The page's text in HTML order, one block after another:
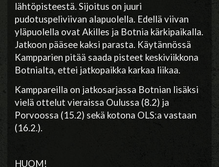
lähtöpisteestä. Sijoitus on juuri
pudotuspeliviivan alapuolella. Edellä viivan
yläpuolella ovat Akilles ja Botnia kärkipaikalla.
Jatkoon pääsee kaksi parasta. Käytännössä
Kampparien pitää saada pisteet keskiviikkona
Botnialta, ettei jatkopaikka karkaa liikaa.
Kamppareilla on jatkosarjassa Botnian lisäksi
vielä ottelut vieraissa Oulussa (8.2) ja
Porvoossa (15.2) sekä kotona OLS:a vastaan
(16.2.).
HUOM!